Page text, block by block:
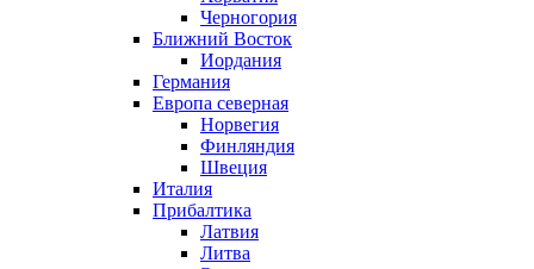
Черногория
Ближний Восток
Иордания
Германия
Европа северная
Норвегия
Финляндия
Швеция
Италия
Прибалтика
Латвия
Литва